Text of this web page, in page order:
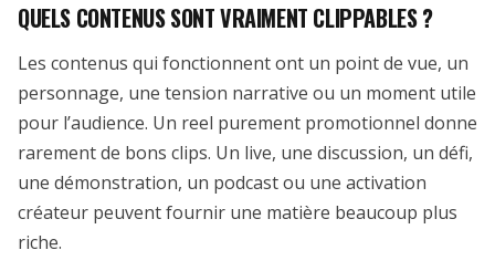
QUELS CONTENUS SONT VRAIMENT CLIPPABLES ?
Les contenus qui fonctionnent ont un point de vue, un
personnage, une tension narrative ou un moment utile
pour l’audience. Un reel purement promotionnel donne
rarement de bons clips. Un live, une discussion, un défi,
une démonstration, un podcast ou une activation
créateur peuvent fournir une matière beaucoup plus
riche.